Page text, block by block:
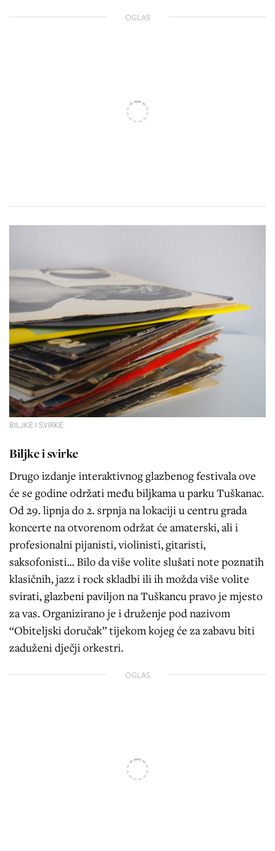
OGLAS
BILJKE I SVIRKE
Biljke i svirke
Drugo izdanje interaktivnog glazbenog festivala ove
će se godine održati među biljkama u parku Tuškanac.
Od 29. lipnja do 2. srpnja na lokaciji u centru grada
koncerte na otvorenom održat će amaterski, ali i
profesionalni pijanisti, violinisti, gitaristi,
saksofonisti... Bilo da više volite slušati note poznatih
klasičnih, jazz i rock skladbi ili ih možda više volite
svirati, glazbeni paviljon na Tuškancu pravo je mjesto
za vas. Organizirano je i druženje pod nazivom
“Obiteljski doručak” tijekom kojeg će za zabavu biti
zaduženi dječji orkestri.
OGLAS